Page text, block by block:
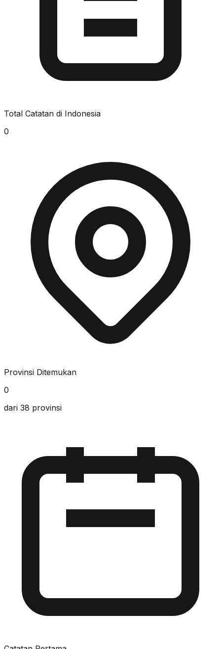
Total Catatan di Indonesia
0
Provinsi Ditemukan
0
dari 38 provinsi